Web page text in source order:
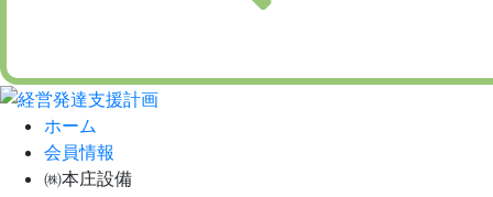
ホーム
会員情報
㈱本庄設備